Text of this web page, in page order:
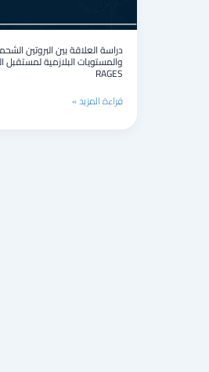
والمستويات البلازمية لمستقبل
RAGES
لمستقبل
المنتجات
النهائية
للغلكزة
RAGES
قراءة المزيد »